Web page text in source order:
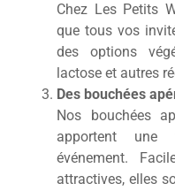
Chez Les Petits
que tous vos
des options
lactose et autres
Des bouchées
Nos bouchées
apportent une
événement.
attractives, elles